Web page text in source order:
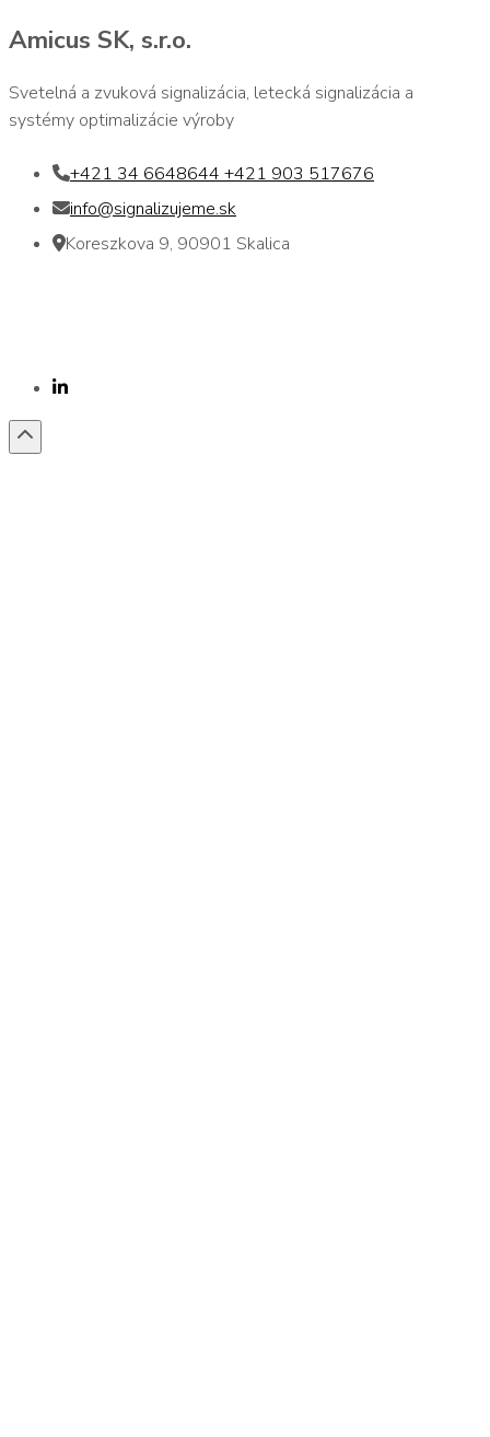
Amicus SK, s.r.o.
Svetelná a zvuková signalizácia, letecká signalizácia a
systémy optimalizácie výroby
+421 34 6648644 +421 903 517676
info@signalizujeme.sk
Koreszkova 9, 90901 Skalica